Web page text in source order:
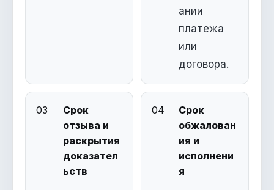
ании
платежа
или
договора.
03
Срок
отзыва и
раскрытия
доказател
ьств
04
Срок
обжалован
ия и
исполнени
я